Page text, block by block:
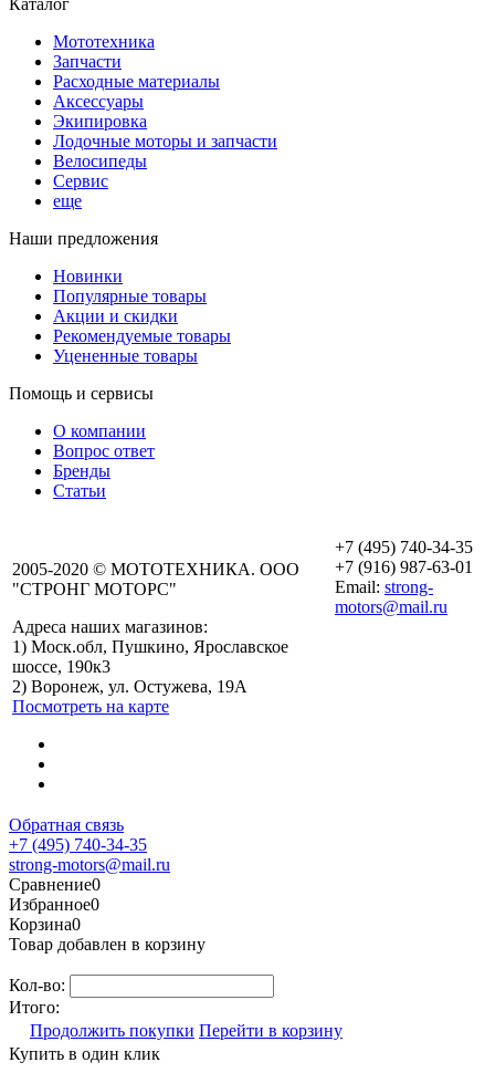
Мототехника
Запчасти
Расходные материалы
Аксессуары
Экипировка
Лодочные моторы и запчасти
Велосипеды
Сервис
еще
Наши предложения
Новинки
Популярные товары
Акции и скидки
Рекомендуемые товары
Уцененные товары
Помощь и сервисы
О компании
Вопрос ответ
Бренды
Статьи
2005-2020 © МОТОТЕХНИКА. ООО
"СТРОНГ МОТОРС"
Адреса наших магазинов:
1) Моск.обл, Пушкино, Ярославское
шоссе, 190к3
2) Воронеж, ул. Остужева, 19А
Посмотреть на карте
+7 (495) 740-34-35
+7 (916) 987-63-01
Email: strong-
motors@mail.ru
Обратная связь
+7 (495) 740-34-35
strong-motors@mail.ru
Сравнение0
Избранное0
Корзина0
Товар добавлен в корзину
Кол-во:
Итого:
Продолжить покупки Перейти в корзину
Купить в один клик